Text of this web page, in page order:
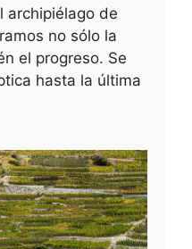
archipiélago de
no sólo la
el progreso. Se
hasta la última